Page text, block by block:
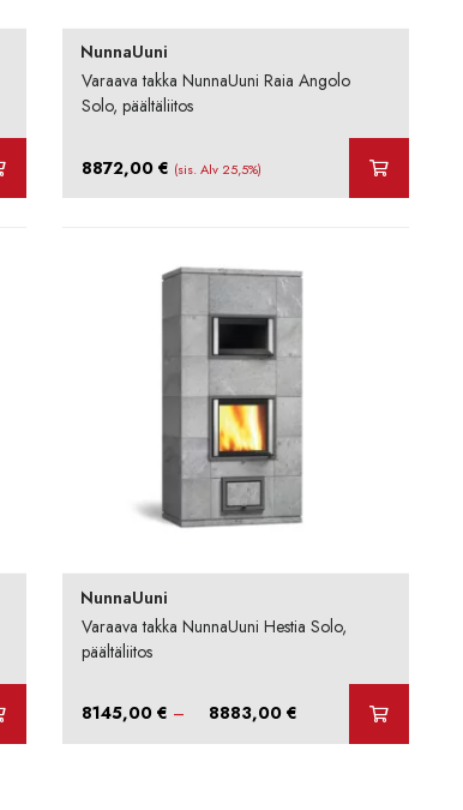
NunnaUuni
Varaava takka NunnaUuni Raia Angolo
Solo, päältäliitos
8872,00€ (sis. Alv 25,5%)
NunnaUuni
Varaava takka NunnaUuni Hestia Solo,
päältäliitos
8145,00€ – 8883,00€ Hintaluokka: